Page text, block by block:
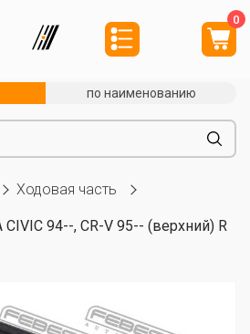
0
по наименованию
Ходовая часть
94--, CR-V 95-- (верхний) R